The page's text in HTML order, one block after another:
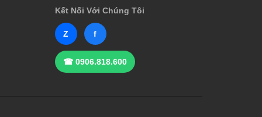
Kết Nối Với Chúng Tôi
Z f
☎ 0906.818.600